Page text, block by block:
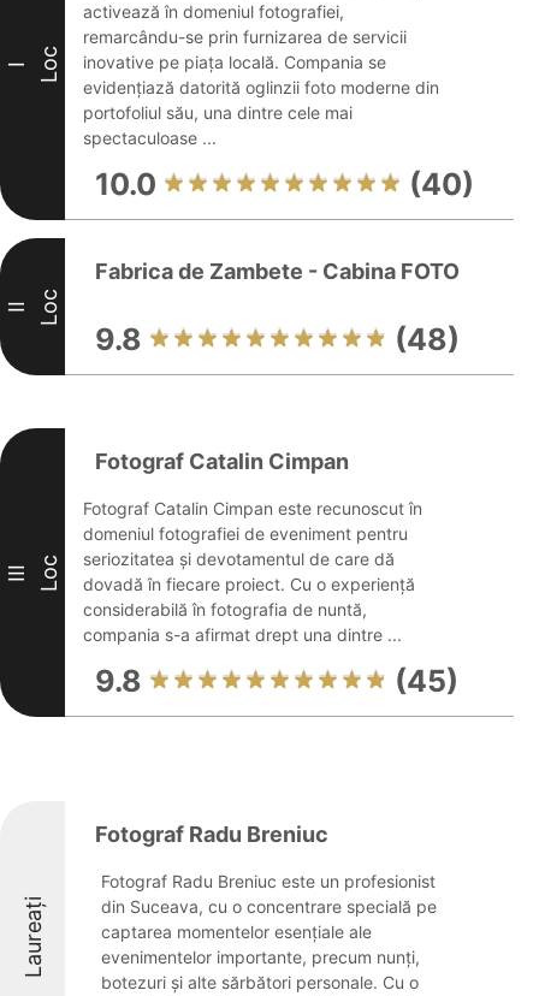
I Loc
activează în domeniul fotografiei,
remarcându-se prin furnizarea de servicii
inovative pe piața locală. Compania se
evidențiază datorită oglinzii foto moderne din
portofoliul său, una dintre cele mai
spectaculoase ...
10.0 (40)
II Loc
Fabrica de Zambete - Cabina FOTO
9.8 (48)
III Loc
Fotograf Catalin Cimpan
Fotograf Catalin Cimpan este recunoscut în
domeniul fotografiei de eveniment pentru
seriozitatea și devotamentul de care dă
dovadă în fiecare proiect. Cu o experiență
considerabilă în fotografia de nuntă,
compania s-a afirmat drept una dintre ...
9.8 (45)
Laureați
Fotograf Radu Breniuc
Fotograf Radu Breniuc este un profesionist
din Suceava, cu o concentrare specială pe
captarea momentelor esențiale ale
evenimentelor importante, precum nunți,
botezuri și alte sărbători personale. Cu o